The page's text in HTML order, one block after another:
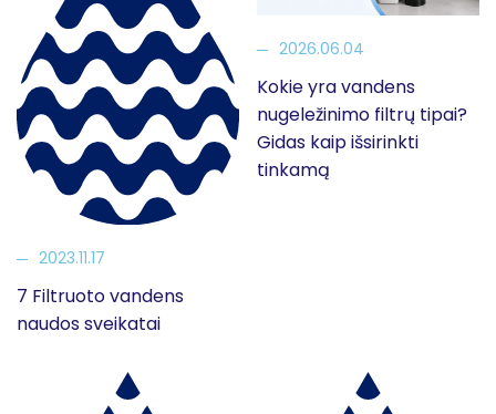
2023.11.17
7 Filtruoto vandens
naudos sveikatai
2026.06.04
Kokie yra vandens
nugeležinimo filtrų tipai?
Gidas kaip išsirinkti
tinkamą